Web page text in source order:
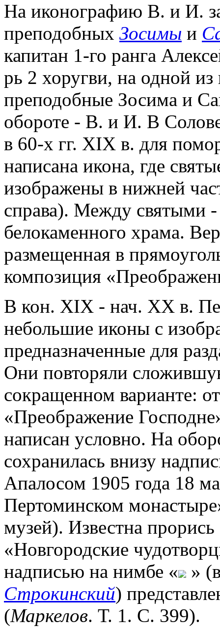
На иконографию В. и И.
преподобных Зосимы и
капитан 1-го ранга
рь 2 хоругви, на одной
преподобные Зосима и
обороте - В. и И. В
в 60-х гг. XIX в. для
написана икона, где
изображены в нижней
справа). Между святыми -
белокаменного храма.
размещенная в
композиция
В кон. ХIХ - нач. ХХ в.
небольшие иконы с
предназначенные для
Они повторяли
сокращенном варианте:
«Преображение
написан условно. На
сохранилась внизу
Апалосом 1905 года 18
Пертоминском
музей). Известна
«Новгородские
надписью на нимбе «
»
Строкинский)
(Маркелов. Т. 1. С. 399).